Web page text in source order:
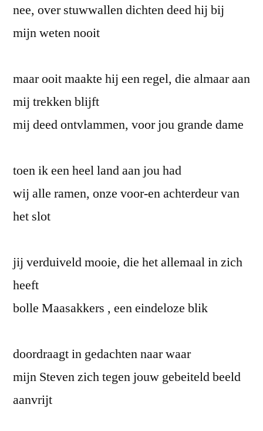
nee, over stuwwallen dichten deed hij bij
mijn weten nooit
maar ooit maakte hij een regel, die almaar aan
mij trekken blijft
mij deed ontvlammen, voor jou grande dame
toen ik een heel land aan jou had
wij alle ramen, onze voor-en achterdeur van
het slot
jij verduiveld mooie, die het allemaal in zich
heeft
bolle Maasakkers , een eindeloze blik
doordraagt in gedachten naar waar
mijn Steven zich tegen jouw gebeiteld beeld
aanvrijt